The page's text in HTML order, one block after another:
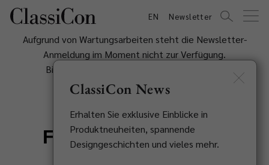
EN Newsletter
Aufgrund von Wartungsarbeiten steht die Newsletter-
Anmeldung im Moment nicht zur Verfügung.
Bitte Versuchen Sie es später noch einmal.
Wir bitten um Ihr Verständnis.
ClassiCon News
Erhalten Sie exklusive Einblicke in
Produktneuheiten, spannende
Designgeschichten und vieles mehr.